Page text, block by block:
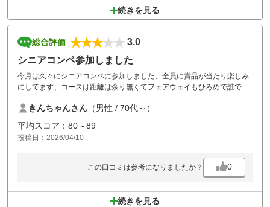
続きを見る
総合評価
3.0
シニアコンペ参加しました
今月は久々にシニアコンペに参加しました、全員に賞品が当たり楽しみ
にしてます、コースは距離は余り無くてフェアウェイもひろめで誰でも
くなってます、食事はpgm全国統一メニューで新鮮味目新しさは無くて
価格は高めとなってます、最近はコンビニ弁当持参で、出来ればスルー
プレーが出来れば希望してます!
きんちゃんさん （男性 / 70代～）
平均スコア：80～89
投稿日：2026/04/10
この口コミは参考になりましたか？ 0
続きを見る